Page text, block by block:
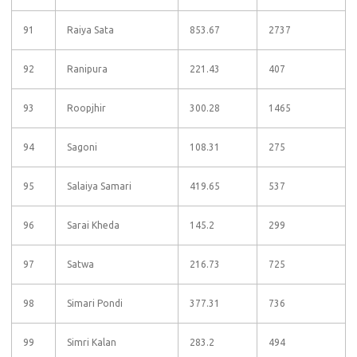
91 Raiya Sata 853.67 2737
92 Ranipura 221.43 407
93 Roopjhir 300.28 1465
94 Sagoni 108.31 275
95 Salaiya Samari 419.65 537
96 Sarai Kheda 145.2 299
97 Satwa 216.73 725
98 Simari Pondi 377.31 736
99 Simri Kalan 283.2 494